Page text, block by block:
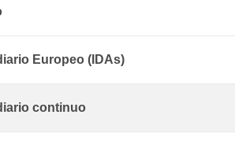
Europeo (IDAs)
continuo